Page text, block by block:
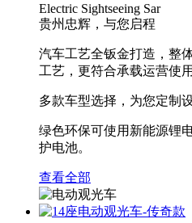
Electric Sightseeing Sar
贵州忠辉，与您启程
汽车工艺全钣金打造，整
工艺，更符合承载运营使用
多款车型选择，为您定制
绿色环保可使用新能源锂
护电池。
查看全部